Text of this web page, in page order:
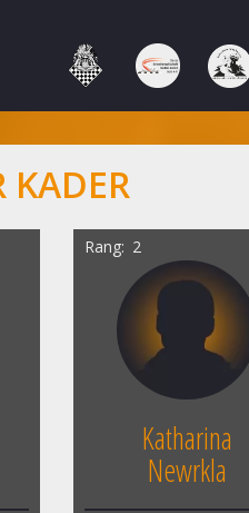
KADER
Rang 2
Katharina
Newrkla